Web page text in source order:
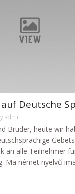
Deutsche
admin
Brüder, heute wir
an alle Teilnehmer
Ma német nyelvű